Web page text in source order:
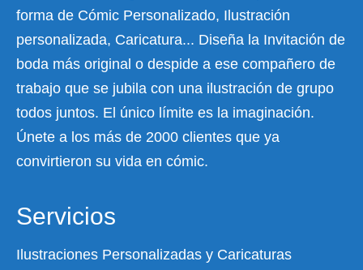
forma de Cómic Personalizado, Ilustración
personalizada, Caricatura... Diseña la Invitación de
boda más original o despide a ese compañero de
trabajo que se jubila con una ilustración de grupo
todos juntos. El único límite es la imaginación.
Únete a los más de 2000 clientes que ya
convirtieron su vida en cómic.
Servicios
Ilustraciones Personalizadas y Caricaturas